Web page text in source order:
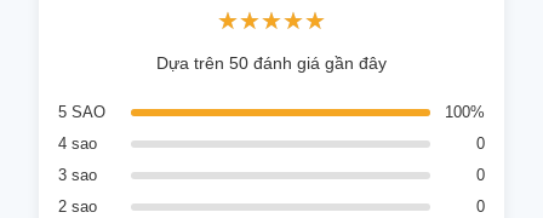
★★★★★
★★★★★
Dựa trên 50 đánh giá gần đây
5 SAO
100%
4 sao
0
3 sao
0
2 sao
0